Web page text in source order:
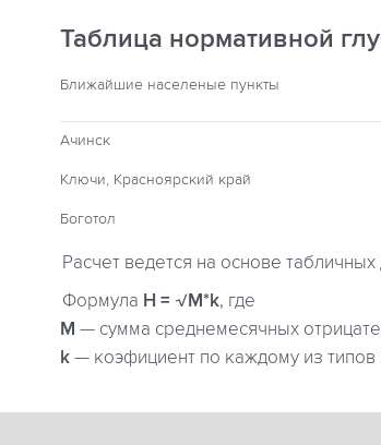
Таблица нормативной
Ближайшие населеные пункты
Ачинск
Ключи, Красноярский край
Боготол
Расчет ведется на основе
Формула H = √M*k, где
М — сумма среднемесячных
k — коэфициент по каждому из типов